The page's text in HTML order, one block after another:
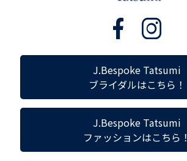
J.Bespoke Tatsumi
ブライダルはこちら！
J.Bespoke Tatsumi
ファッションはこちら！